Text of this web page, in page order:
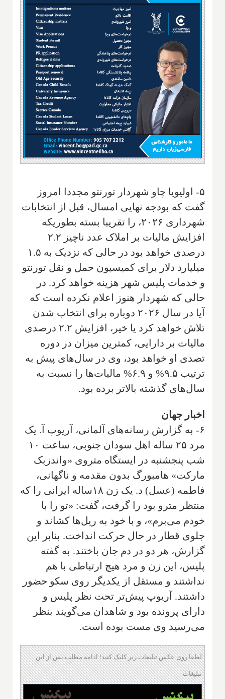
۵- اولیویا چاو شهردار تورنتو مجددا امروز
گفت که بودجه نهایی امسال، قبل از انتخابات
شهرداری ۲۰۲۶، را تقریبا بسته بطوریکه
افزایش مالیات بر املاک عدد ناچیز ۲.۲
درصدی خواهد بود در حالی که نزدیک به ۱.۵
میلیارد دلار برای کمیسیون حمل و نقل تورنتو
و خدمات پلیس شهر هزینه خواهد کرد. در
حالی که شهردار هنوز اعلام نکرده است که
آیا در سال ۲۰۲۶ دوباره برای انتخاب شدن
تلاش خواهد کرد یا خیر، افزایش ۲.۲ درصدی
مالیات بر دارایی، کمترین میزان در دوره
تصدی او خواهد بود، وی در سال‌های پیش به
ترتیب ۹.۵% و ۶.۹% مالیات‌ها را نسبت به
سال‌های گذشته بالاتر برده بود.
اخبار جهان
۶- به گزارش رسانه‌های آلمانی، آریوپ آ. یک
مرد ۲۵ ساله اهل سودان جنوبی، ساعت ۱۰
شب پنجشنبه در ایستگاه متروی «واندزبک
مارکت» هامبورگ بدون مقدمه و ناگهانی،
فاطمه (عسل) د. یک زن ۱۸ساله ایرانی را که
منتظر مترو بود را گرفت، گفت: «تو را با
خودم می‌برم»، و با خود به ریل‌ها کشاند و
جلوی قطار در حال حرکت انداخت. بنابر این
گزارش، هر دو در دم جان باختند. به گفته
پلیس، این زن و مرد هیچ ارتباطی با هم
نداشتند و مستقل از یکدیگر روی سکو حضور
داشتند. آریوپ پیش‌تر تحت نظر پلیس و
دارای پرونده بود و شاهدان می‌گویند بنظر
می‌رسید وی مست بوده است.
لطفا روی عکس تبلیغات زیر کلیک کنید؛ ادامه مطلب پس از این
تبلیغات